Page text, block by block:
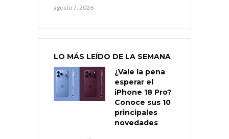
agosto 7, 2026
LO MÁS LEÍDO DE LA SEMANA
¿Vale la pena
esperar el
iPhone 18 Pro?
Conoce sus 10
principales
novedades